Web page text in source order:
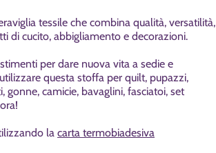
tessile che combina qualità, versatilità,
di cucito, abbigliamento e decorazioni.
per dare nuova vita a sedie e
questa stoffa per quilt, pupazzi,
gonne, camicie, bavaglini, fasciatoi, set
la carta termobiadesiva